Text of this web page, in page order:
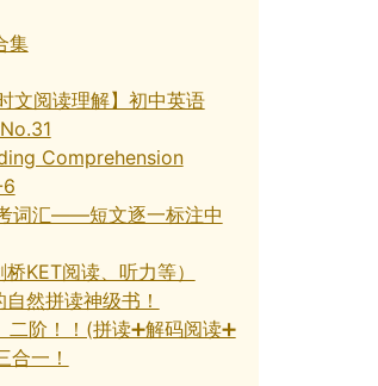
集
文阅读理解】初中英语
Comprehension
词汇——短文逐一标注中
KET阅读、听力等）
然拼读神级书！
阶！！(拼读➕解码阅读➕
合一！